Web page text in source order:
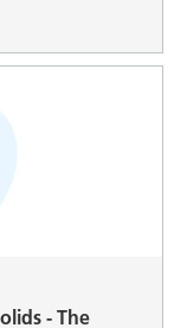
BYK
zur
Verkürzung von
von BYK
- The